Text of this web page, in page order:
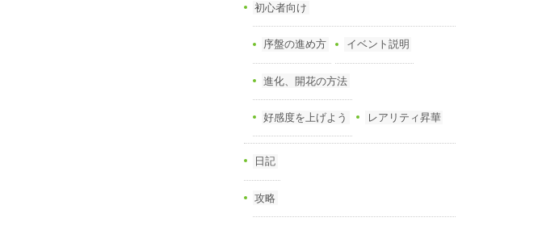
初心者向け
序盤の進め方 イベント説明
進化、開花の方法
好感度を上げよう レアリティ昇華
日記
攻略